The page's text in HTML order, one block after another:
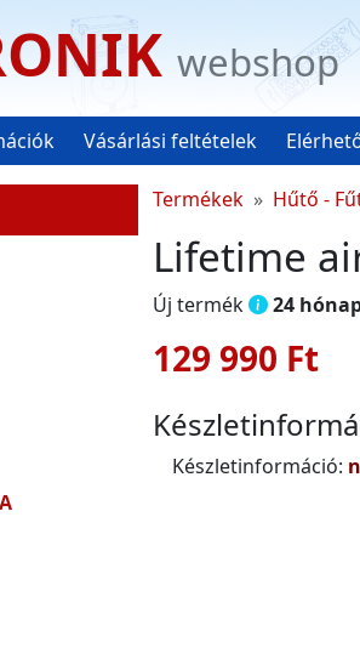
webshop
Vásárlási feltételek
Termékek Hűtő -
Lifetime
Új termék 24
129 990 Ft
Készletinformáció: